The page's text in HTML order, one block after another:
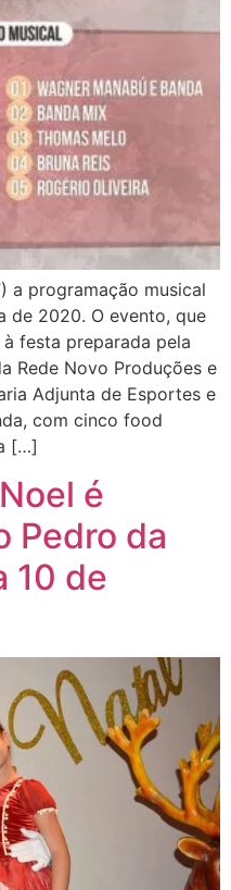
a programação musical
de 2020. O evento, que
festa preparada pela
Rede Novo Produções e
Adjunta de Esportes e
com cinco food
[…]
é
Pedro da
10 de